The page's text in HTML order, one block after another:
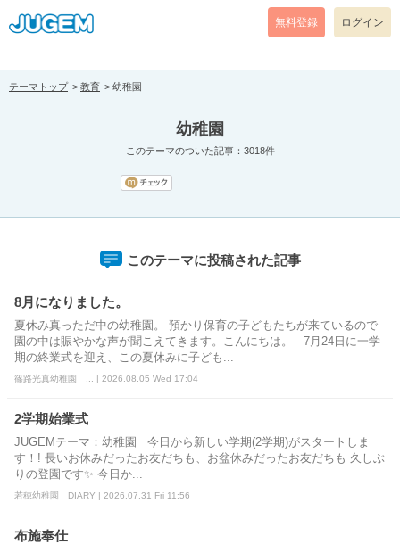
[pear_error: message="Success" code=0 mode=return level=notice
prefix="" info=""]
無料登録 ログイン
テーマトップ 教育 幼稚園
幼稚園
このテーマのついた記事：3018件
このテーマに投稿された記事
8月になりました。
夏休み真っただ中の幼稚園。 預かり保育の子どもたちが来ているので
園の中は賑やかな声が聞こえてきます。こんにちは。 7月24日に一学
期の終業式を迎え、この夏休みに子ども...
篠路光真幼稚園 ... | 2026.08.05 Wed 17:04
2学期始業式
JUGEMテーマ：幼稚園 今日から新しい学期(2学期)がスタートしま
す！! 長いお休みだったお友だちも、お盆休みだったお友だちも 久しぶ
りの登園です✨ 今日か...
若穂幼稚園 DIARY | 2026.07.31 Fri 11:56
布施奉仕